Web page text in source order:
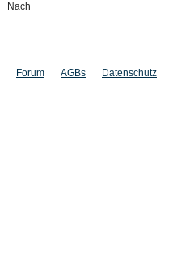
Nach
Forum AGBs Datenschutz